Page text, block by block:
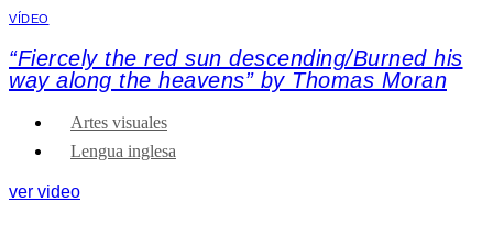
VÍDEO
“Fiercely the red sun descending/Burned his
way along the heavens” by Thomas Moran
Artes visuales
Lengua inglesa
ver video